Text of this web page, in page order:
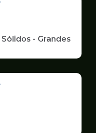
- Grandes